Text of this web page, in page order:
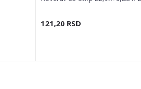
121,20 RSD